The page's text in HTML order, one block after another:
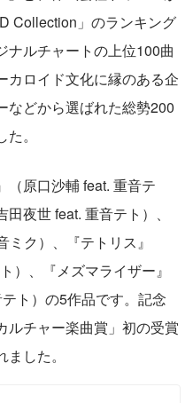
Collection」のランキング
ナルチャートの上位100曲
カロイド文化に縁のある企
などから選ばれた総勢200
。
（原口沙輔 feat. 重音テ
夜世 feat. 重音テト）、
ミク）、『テトリス』
）、『メズマライザー』
テト）の5作品です。記念
ルチャー楽曲賞」初の受賞
した。